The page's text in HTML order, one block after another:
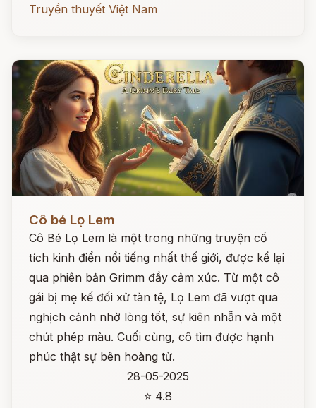
Truyền thuyết Việt Nam
Cô bé Lọ Lem
Cô Bé Lọ Lem là một trong những truyện cổ
tích kinh điển nổi tiếng nhất thế giới, được kể lại
qua phiên bản Grimm đầy cảm xúc. Từ một cô
gái bị mẹ kế đối xử tàn tệ, Lọ Lem đã vượt qua
nghịch cảnh nhờ lòng tốt, sự kiên nhẫn và một
chút phép màu. Cuối cùng, cô tìm được hạnh
phúc thật sự bên hoàng tử.
28-05-2025
⭐ 4.8